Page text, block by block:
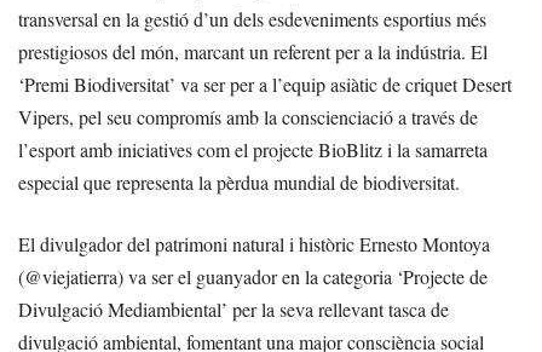
transversal en la gestió d’un dels esdeveniments esportius més
prestigiosos del món, marcant un referent per a la indústria. El
‘Premi Biodiversitat’ va ser per a l’equip asiàtic de criquet Desert
Vipers, pel seu compromís amb la conscienciació a través de
l’esport amb iniciatives com el projecte BioBlitz i la samarreta
especial que representa la pèrdua mundial de biodiversitat.
El divulgador del patrimoni natural i històric Ernesto Montoya
(@viejatierra) va ser el guanyador en la categoria ‘Projecte de
Divulgació Mediambiental’ per la seva rellevant tasca de
divulgació ambiental, fomentant una major consciència social